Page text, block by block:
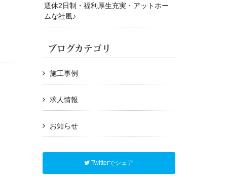
週休2日制・福利厚生充実・アットホー
ムな社風♪
ブログカテゴリ
施工事例
求人情報
お知らせ
Twitterでシェア